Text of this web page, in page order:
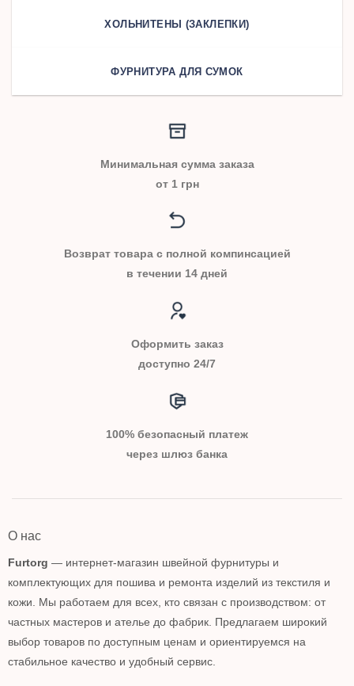
ХОЛЬНИТЕНЫ (ЗАКЛЕПКИ)
ФУРНИТУРА ДЛЯ СУМОК
Минимальная сумма заказа
от 1 грн
Возврат товара с полной компинсацией
в течении 14 дней
Оформить заказ
доступно 24/7
100% безопасный платеж
через шлюз банка
О нас
Furtorg — интернет-магазин швейной фурнитуры и
комплектующих для пошива и ремонта изделий из текстиля и
кожи. Мы работаем для всех, кто связан с производством: от
частных мастеров и ателье до фабрик. Предлагаем широкий
выбор товаров по доступным ценам и ориентируемся на
стабильное качество и удобный сервис.